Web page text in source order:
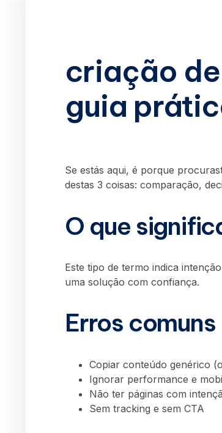
criação
guia
Se estás aqui, é porque
destas 3 coisas: comparação,
O que
Este tipo de termo indica
uma solução com confiança.
Erros comuns
Copiar conteúdo genérico
Ignorar performance e
Não ter páginas com
Sem tracking e sem CTA